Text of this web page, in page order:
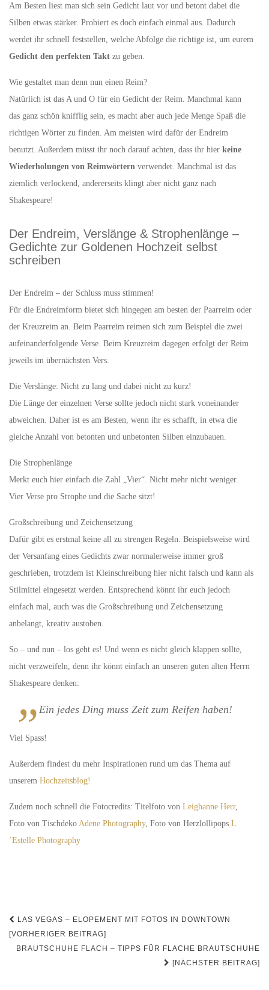
Am Besten liest man sich sein Gedicht laut vor und betont dabei die
Silben etwas stärker. Probiert es doch einfach einmal aus. Dadurch
werdet ihr schnell feststellen, welche Abfolge die richtige ist, um eurem
Gedicht den perfekten Takt zu geben.
Wie gestaltet man denn nun einen Reim?
Natürlich ist das A und O für ein Gedicht der Reim. Manchmal kann
das ganz schön knifflig sein, es macht aber auch jede Menge Spaß die
richtigen Wörter zu finden. Am meisten wird dafür der Endreim
benutzt. Außerdem müsst ihr noch darauf achten, dass ihr hier keine
Wiederholungen von Reimwörtern verwendet. Manchmal ist das
ziemlich verlockend, andererseits klingt aber nicht ganz nach
Shakespeare!
Der Endreim, Verslänge & Strophenlänge –
Gedichte zur Goldenen Hochzeit selbst
schreiben
Der Endreim – der Schluss muss stimmen!
Für die Endreimform bietet sich hingegen am besten der Paarreim oder
der Kreuzreim an. Beim Paarreim reimen sich zum Beispiel die zwei
aufeinanderfolgende Verse. Beim Kreuzreim dagegen erfolgt der Reim
jeweils im übernächsten Vers.
Die Verslänge: Nicht zu lang und dabei nicht zu kurz!
Die Länge der einzelnen Verse sollte jedoch nicht stark voneinander
abweichen. Daher ist es am Besten, wenn ihr es schafft, in etwa die
gleiche Anzahl von betonten und unbetonten Silben einzubauen.
Die Strophenlänge
Merkt euch hier einfach die Zahl „Vier“. Nicht mehr nicht weniger.
Vier Verse pro Strophe und die Sache sitzt!
Großschreibung und Zeichensetzung
Dafür gibt es erstmal keine all zu strengen Regeln. Beispielsweise wird
der Versanfang eines Gedichts zwar normalerweise immer groß
geschrieben, trotzdem ist Kleinschreibung hier nicht falsch und kann als
Stilmittel eingesetzt werden. Entsprechend könnt ihr euch jedoch
einfach mal, auch was die Großschreibung und Zeichensetzung
anbelangt, kreativ austoben.
So – und nun – los geht es! Und wenn es nicht gleich klappen sollte,
nicht verzweifeln, denn ihr könnt einfach an unseren guten alten Herrn
Shakespeare denken:
Ein jedes Ding muss Zeit zum Reifen haben!
Viel Spass!
Außerdem findest du mehr Inspirationen rund um das Thema auf
unserem Hochzeitsblog!
Zudem noch schnell die Fotocredits: Titelfoto von Leighanne Herr,
Foto von Tischdeko Adene Photography, Foto von Herzlollipops L
´Estelle Photography
Beitrags-
Navigation
LAS VEGAS – ELOPEMENT MIT FOTOS IN DOWNTOWN
[VORHERIGER BEITRAG]
BRAUTSCHUHE FLACH – TIPPS FÜR FLACHE BRAUTSCHUHE
[NÄCHSTER BEITRAG]